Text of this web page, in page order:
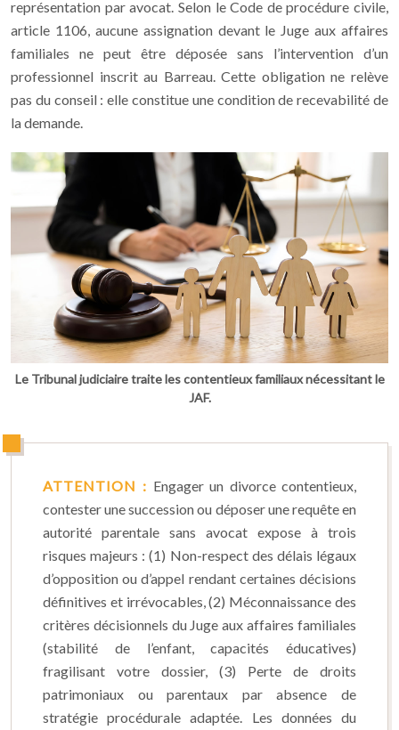
représentation par avocat. Selon le Code de procédure civile,
article 1106, aucune assignation devant le Juge aux affaires
familiales ne peut être déposée sans l’intervention d’un
professionnel inscrit au Barreau. Cette obligation ne relève
pas du conseil : elle constitue une condition de recevabilité de
la demande.
Le Tribunal judiciaire traite les contentieux familiaux nécessitant le
JAF.
ATTENTION : Engager un divorce contentieux,
contester une succession ou déposer une requête en
autorité parentale sans avocat expose à trois
risques majeurs : (1) Non-respect des délais légaux
d’opposition ou d’appel rendant certaines décisions
définitives et irrévocables, (2) Méconnaissance des
critères décisionnels du Juge aux affaires familiales
(stabilité de l’enfant, capacités éducatives)
fragilisant votre dossier, (3) Perte de droits
patrimoniaux ou parentaux par absence de
stratégie procédurale adaptée. Les données du